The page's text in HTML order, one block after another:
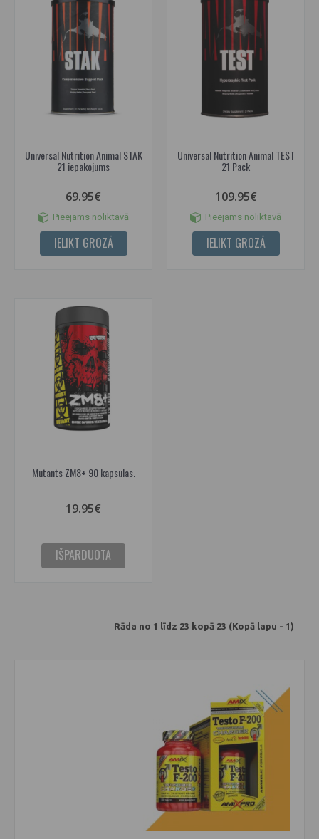
Universal Nutrition Animal STAK
21 iepakojums
69.95€
Pieejams noliktavā
IELIKT GROZĀ
Universal Nutrition Animal TEST
21 Pack
109.95€
Pieejams noliktavā
IELIKT GROZĀ
Mutants ZM8+ 90 kapsulas.
19.95€
IŠPARDUOTA
Rāda no 1 līdz 23 kopā 23 (Kopā lapu - 1)